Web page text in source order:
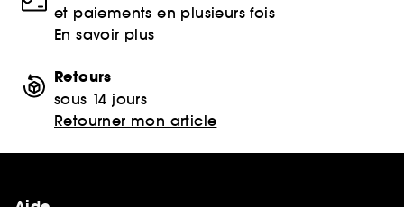
et paiements en plusieurs fois
En savoir plus
Retours
sous 14 jours
Retourner mon article